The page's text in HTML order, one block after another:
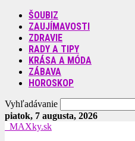
ŠOUBIZ
ZAUJÍMAVOSTI
ZDRAVIE
RADY A TIPY
KRÁSA A MÓDA
ZÁBAVA
HOROSKOP
Vyhľadávanie
piatok, 7 augusta, 2026
MAXky.sk